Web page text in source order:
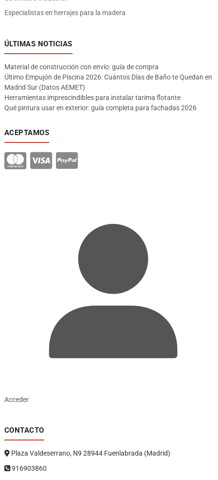
Especialistas en herrajes para la madera
ÚLTIMAS NOTICIAS
Material de construcción con envío: guía de compra
Último Empujón de Piscina 2026: Cuántos Días de Baño te Quedan en
Madrid Sur (Datos AEMET)
Herramientas imprescindibles para instalar tarima flotante
Qué pintura usar en exterior: guía completa para fachadas 2026
ACEPTAMOS
Acceder
CONTACTO
Plaza Valdeserrano, N9 28944 Fuenlabrada (Madrid)
916903860